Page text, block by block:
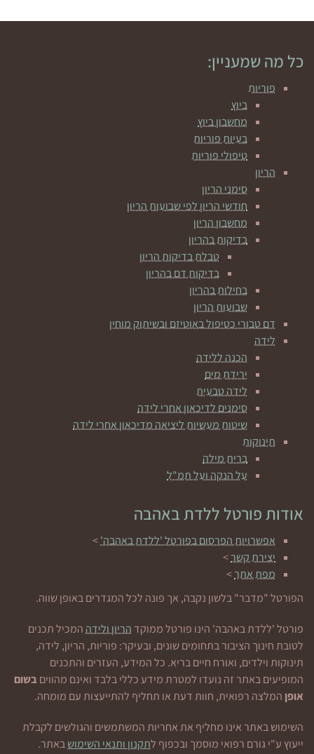
כל מה שמעניין:
פוריות
ביוץ
מחשבון ביוץ
בעיות פוריות
טיפולי פוריות
הריון
סימני הריון
חודשי הריון לפי שבועות הריון
מחשבון הריון
בדיקות בהריון
טבלת בדיקות הריון
בדיקות דם בהריון
בחילות בהריון
שבועות הריון
דם טבורי כטיפול באוטיזם ובשיתוק מוחין
לידה
הכנה ללידה
ירידת מים
לידה טבעית
סימנים לדיכאון אחרי לידה
שיטות מעשיות ליציאה מדיכאון אחרי לידה
תינוקות
ברית מילה
על הנקה ועל תמ"ל
אודות פורטל ללדת באהבה
אפשרויות הפרסום בפורטל 'ללדת באהבה'>
יצירת קשר>
מפת אתר>
הפורטל "מדבר" בלשון נקבה, אך פונה לכל המגדרים באופן שווה.
פורטל 'ללדת באהבה' הינו פורטל ממוקד הריון ולידההמכיל תכנים
לטובת חינוך הציבור בתחומים שונים, ובעיקר: פוריות, הריון, לידה,
תינוקות וילדים, ואורח חיים בריא. כל המידע, העזרים והתכנים
המופיעים באתר זה נועדו למטרת מידע כללי בלבד ואינם מהוויםבשום
אופן המלצה רפואית, חוות דעת או תחליף להתייעצות עם מומחה.
השימוש באתר אינו מחליף את אחריות המשתמשים והגולשים לקבלת
ייעוץ ע"י גורם רפואי מוסמך ובכפוף לתקנון ותנאי השימושבאתר.